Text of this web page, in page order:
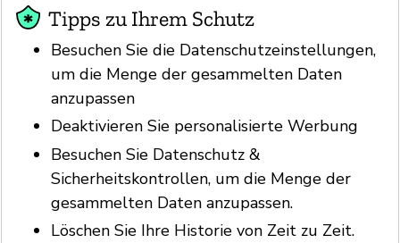
Tipps zu Ihrem Schutz
Besuchen Sie die Datenschutzeinstellungen,
um die Menge der gesammelten Daten
anzupassen
Deaktivieren Sie personalisierte Werbung
Besuchen Sie Datenschutz &
Sicherheitskontrollen, um die Menge der
gesammelten Daten anzupassen.
Löschen Sie Ihre Historie von Zeit zu Zeit.